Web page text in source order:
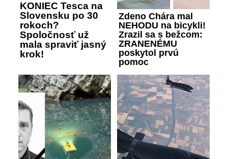
KONIEC Tesca na
Slovensku po 30
rokoch?
Spoločnosť už
mala spraviť jasný
krok!
Zdeno Chára mal
NEHODU na bicykli!
Zrazil sa s bežcom:
ZRANENÉMU
poskytol prvú
pomoc